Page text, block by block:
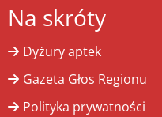
Na skróty
Dyżury aptek
Gazeta Głos Regionu
Polityka prywatności